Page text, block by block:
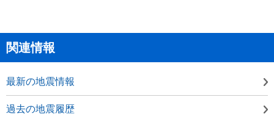
関連情報
最新の地震情報
過去の地震履歴